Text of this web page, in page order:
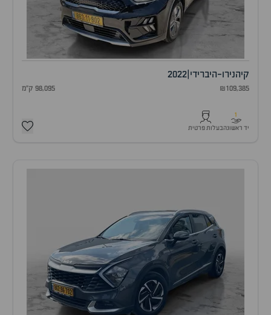
קיהנירו-היברידי 2022
₪109,385 98,095 ק"מ
1
יד ראשונהבעלות פרטית